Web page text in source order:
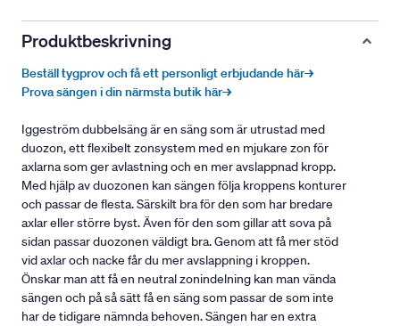
Produktbeskrivning
Beställ tygprov och få ett personligt erbjudande här→
Prova sängen i din närmsta butik här→
Iggeström dubbelsäng är en säng som är utrustad med
duozon, ett flexibelt zonsystem med en mjukare zon för
axlarna som ger avlastning och en mer avslappnad kropp.
Med hjälp av duozonen kan sängen följa kroppens konturer
och passar de flesta. Särskilt bra för den som har bredare
axlar eller större byst. Även för den som gillar att sova på
sidan passar duozonen väldigt bra. Genom att få mer stöd
vid axlar och nacke får du mer avslappning i kroppen.
Önskar man att få en neutral zonindelning kan man vända
sängen och på så sätt få en säng som passar de som inte
har de tidigare nämnda behoven. Sängen har en extra